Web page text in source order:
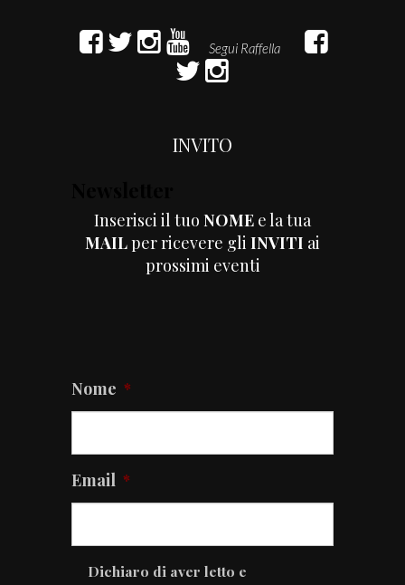
ILLY
INVITO
Inserisci il tuo NOME e la tua
MAILper ricevere gli INVITI ai
prossimi eventi
Nome *
Email *
Dichiaro di aver letto e